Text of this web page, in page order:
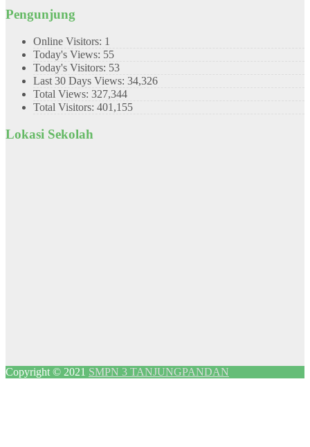
Pengunjung
Online Visitors: 1
Today's Views: 55
Today's Visitors: 53
Last 30 Days Views: 34,326
Total Views: 327,344
Total Visitors: 401,155
Lokasi Sekolah
Copyright © 2021 SMPN 3 TANJUNGPANDAN